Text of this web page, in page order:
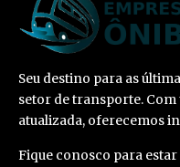
Seu destino para as
setor de transporte.
atualizada, oferecemos
Fique conosco para